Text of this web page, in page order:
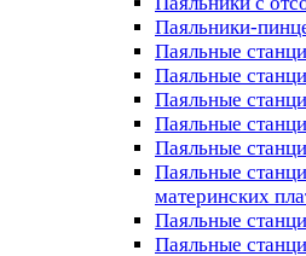
Паяльники-
Паяльные
Паяльные
Паяльные
Паяльные
Паяльные
Паяльные
материнских
Паяльные
Паяльные